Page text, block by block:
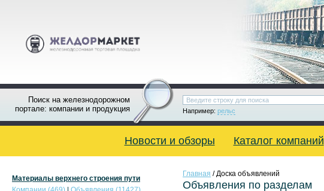
Поиск на железнодорожном
портале: компании и продукция
Например: рельс
Новости и обзоры Каталог компаний
Главная / Доска объявлений
Объявления по разделам
Материалы верхнего строения пути